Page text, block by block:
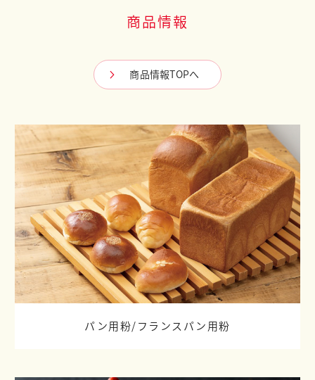
商品情報
商品情報TOPへ
パン用粉/フランスパン用粉